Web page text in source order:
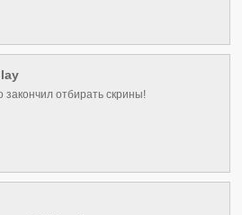
закончил отбирать скрины!